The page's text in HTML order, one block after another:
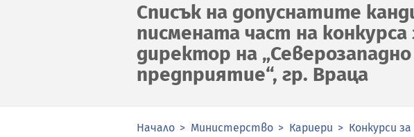
Списък на допуснатите
писмената част на конкурса
директор на
предприятие“, гр. Враца
Начало Министерство Кариери Конкурси за избор на